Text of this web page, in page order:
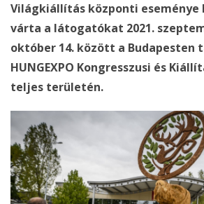
Világkiállítás központi eseménye
várta a látogatókat 2021.
október 14. között a Budapesten
HUNGEXPO Kongresszusi és
teljes területén.